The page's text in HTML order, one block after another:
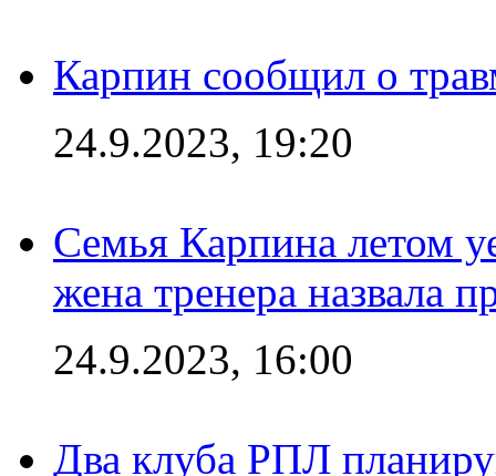
Карпин сообщил о
24.9.2023, 19:20
Семья Карпина летом
жена тренера назвала
24.9.2023, 16:00
Два клуба РПЛ